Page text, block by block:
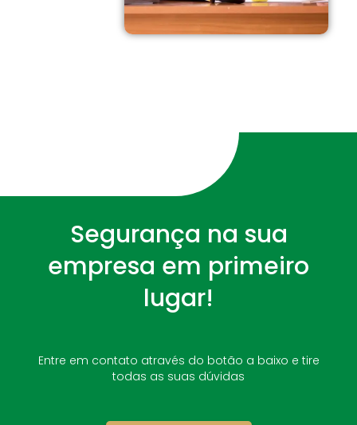
Segurança na sua
empresa em primeiro
lugar!
Entre em contato através do botão a baixo e tire
todas as suas dúvidas